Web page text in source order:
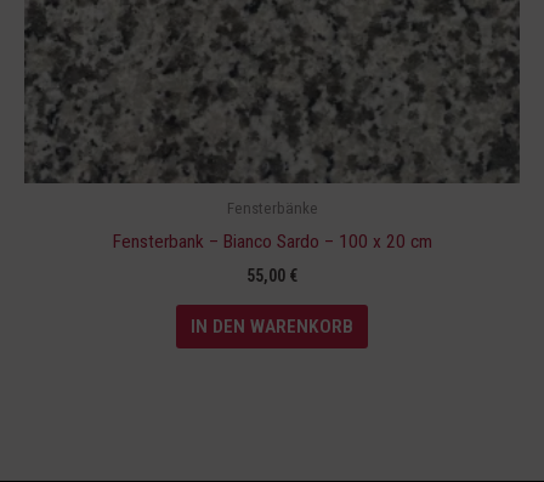
Fensterbänke
Fensterbank – Bianco Sardo – 100 x 20 cm
55,00 €
IN DEN WARENKORB